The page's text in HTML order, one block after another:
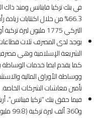
في بنك تركيا فاينانس ومنذ ذاك
66.3% من خلال اكتتابات
التركي 1775 مليون ليرة تركية أو ما يعادل حوالي 785 مليون دولار.
يوجد لدى المصرف ثلاث
الشريعة الإسلامية وهي
كما يقدم ايضا خدمات الوساطة
ووساطة الأوراق المالية
تأمين معاشات الشركات الخاصة.
و360 ألف ليرة تركية (99.8 مليون دولار).